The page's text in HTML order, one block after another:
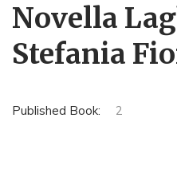
Novella
Stefania
Published Book: 2